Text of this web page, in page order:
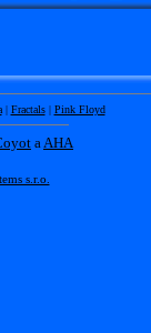
| Fractals| Pink Floyd
aAHA
s.r.o.